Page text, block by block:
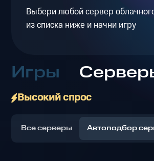
Выбери любой сервер
из списка ниже и начни игру
Игры
Высокий спрос
Все серверы Автоподбор